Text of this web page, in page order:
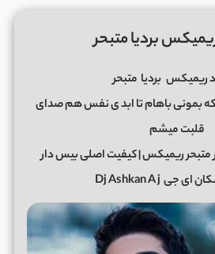
بردیا متبحر
ریمیکس بردیا متبحر
بمونی باهام تا ابد ی نفس هم صدای
قلبت میشم
متبحر ریمیکس | کیفیت اصلی بیس دار
ای جی Dj Ashkan A j